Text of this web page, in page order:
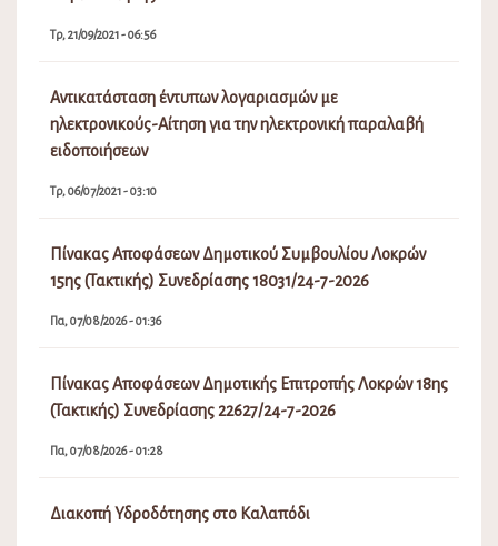
Τρ, 21/09/2021 - 06:56
Αντικατάσταση έντυπων λογαριασμών με
ηλεκτρονικούς-Αίτηση για την ηλεκτρονική παραλαβή
ειδοποιήσεων
Τρ, 06/07/2021 - 03:10
Πίνακας Αποφάσεων Δημοτικού Συμβουλίου Λοκρών
15ης (Τακτικής) Συνεδρίασης 18031/24-7-2026
Πα, 07/08/2026 - 01:36
Πίνακας Αποφάσεων Δημοτικής Επιτροπής Λοκρών 18ης
(Τακτικής) Συνεδρίασης 22627/24-7-2026
Πα, 07/08/2026 - 01:28
Διακοπή Υδροδότησης στο Καλαπόδι